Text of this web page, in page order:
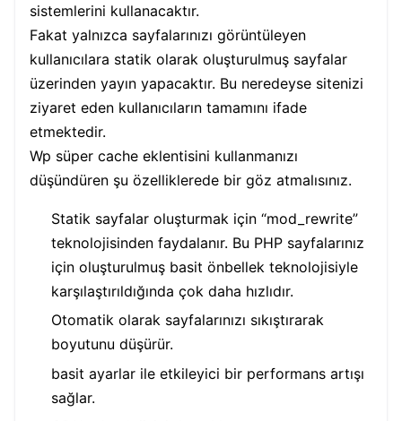
sistemlerini kullanacaktır.
Fakat yalnızca sayfalarınızı görüntüleyen
kullanıcılara statik olarak oluşturulmuş sayfalar
üzerinden yayın yapacaktır. Bu neredeyse sitenizi
ziyaret eden kullanıcıların tamamını ifade
etmektedir.
Wp süper cache eklentisini kullanmanızı
düşündüren şu özelliklerede bir göz atmalısınız.
Statik sayfalar oluşturmak için “mod_rewrite”
teknolojisinden faydalanır. Bu PHP sayfalarınız
için oluşturulmuş basit önbellek teknolojisiyle
karşılaştırıldığında çok daha hızlıdır.
Otomatik olarak sayfalarınızı sıkıştırarak
boyutunu düşürür.
basit ayarlar ile etkileyici bir performans artışı
sağlar.